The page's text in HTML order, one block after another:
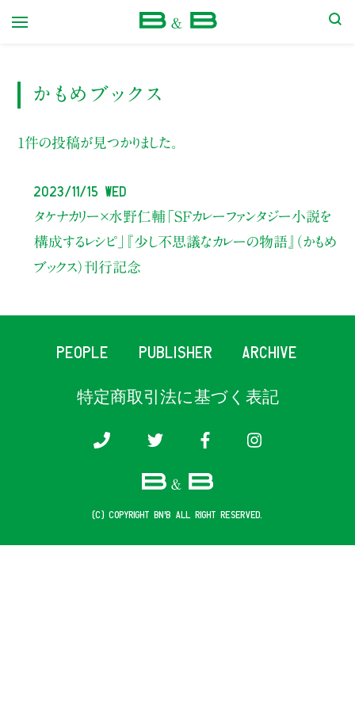
かもめブックス
1件の投稿が見つかりました。
2023/11/15 Wed
タケナカリー×水野仁輔「SFカレーファンタジー小説を
構成するレシピ」
『少し不思議なカレーの物語』（かもめ
ブックス）刊行記念
PEOPLE PUBLISHER ARCHIVE
特定商取引法に基づく表記
(c) COPYRIGHT B&B ALL RIGHT RESERVED.